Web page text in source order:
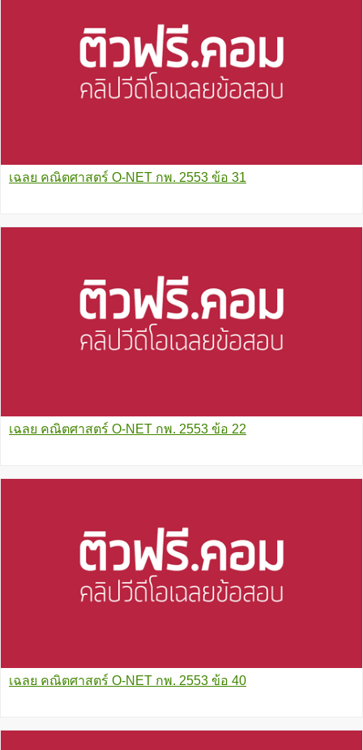
เฉลย คณิตศาสตร์ O-NET กพ. 2553 ข้อ 31
เฉลย คณิตศาสตร์ O-NET กพ. 2553 ข้อ 22
เฉลย คณิตศาสตร์ O-NET กพ. 2553 ข้อ 40